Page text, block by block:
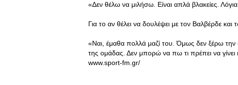
«Δεν θέλω να μιλήσω. Είναι απλά βλακείες.
Για το αν θέλει να δουλέψει με τον Βαλβέρδε και
«Ναι, έμαθα πολλά μαζί του. Όμως δεν ξέρω την
της ομάδας. Δεν μπορώ να πω τι πρέπει να γίνει
www.sport-fm.gr/